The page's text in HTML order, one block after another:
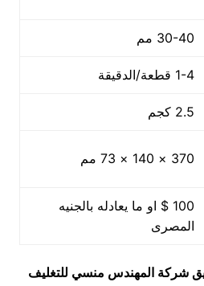
30-40 مم
1-4 قطعة/الدقيقة
2.5 كجم
370 × 140 × 73 مم
100 $ او ما يعادله بالجنيه
المصرى
شركة المهندس منسي للتغليف